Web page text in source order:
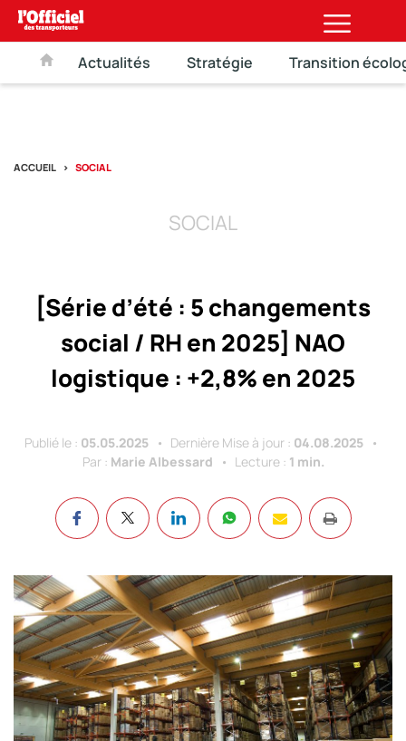
Actualités Stratégie Transition
ACCUEIL SOCIAL
SOCIAL
[Série d’été : 5 changements
social / RH en 2025] NAO
logistique : +2,8% en 2025
Publié le : 05.05.2025 Dernière Mise à jour : 04.08.2025
Par : Marie Albessard Lecture : 1 min.